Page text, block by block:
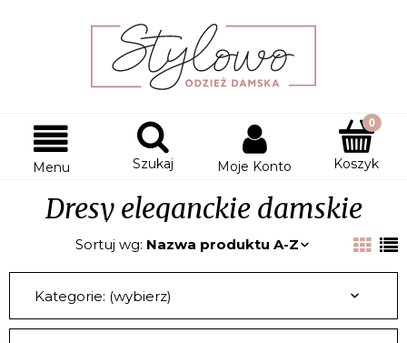
Menu Szukaj Moje Konto Koszyk
Dresy eleganckie damskie
Sortuj wg: Nazwa produktu A-Z
Kategorie: (wybierz)